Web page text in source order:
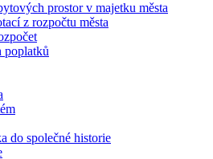
prostor v majetku města
z rozpočtu města
poplatků
do společné historie